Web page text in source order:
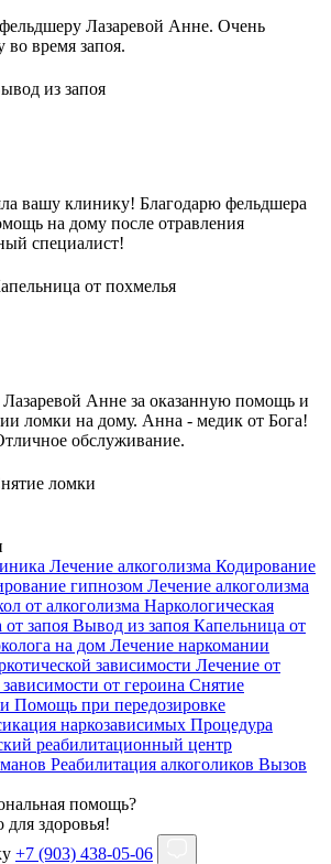
Лазаревой Анне. Очень
время запоя.
из запоя
вашу клинику! Благодарю фельдшера
на дому после отравления
специалист!
от похмелья
Анне за оказанную помощь и
ломки на дому. Анна - медик от Бога!
обслуживание.
ломки
Лечение алкоголизма Кодирование
гипнозом Лечение алкоголизма
от алкоголизма Наркологическая
запоя Вывод из запоя Капельница от
на дом Лечение наркомании
зависимости Лечение от
от героина Снятие
Помощь при передозировке
наркозависимых Процедура
реабилитационный центр
Реабилитация алкоголиков Вызов
помощь?
здоровья!
+7 (903) 438-05-06